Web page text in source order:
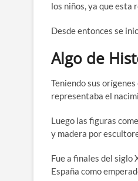
los niños, ya que esta
Desde entonces se
Algo de
Teniendo sus
representaba el
Luego las figuras
y madera por
Fue a finales del siglo
España como